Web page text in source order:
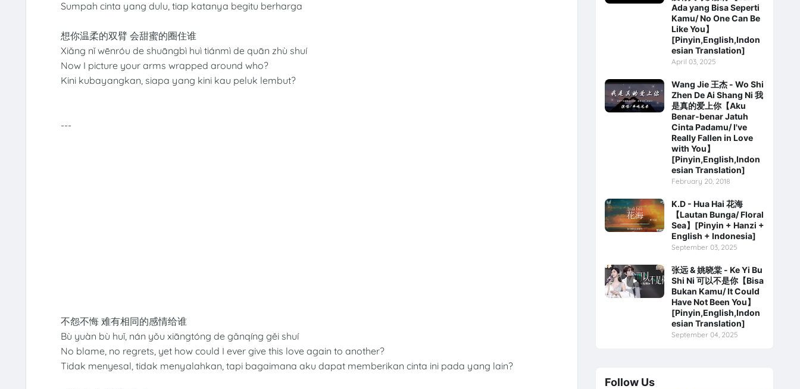
Sumpah cinta yang dulu, tiap katanya begitu berharga
想你温柔的双臂 会甜蜜的圈住谁
Xiǎng nǐ wēnróu de shuāngbì huì tiánmì de quān zhù shuí
Now I picture your arms wrapped around who?
Kini kubayangkan, siapa yang kini kau peluk lembut?
---
不怨不悔 难有相同的感情给谁
Bù yuàn bù huǐ, nán yǒu xiāngtóng de gǎnqíng gěi shuí
No blame, no regrets, yet how could I ever give this love again to another?
Tidak menyesal, tidak menyalahkan, tapi bagaimana aku dapat memberikan cinta ini pada yang lain?
Ada yang Bisa Seperti
Kamu/ No One Can Be
Like You】
[Pinyin,English,Indon
esian Translation]
April 03, 2025
Wang Jie 王杰 - Wo Shi
Zhen De Ai Shang Ni 我
是真的爱上你【Aku
Benar-benar Jatuh
Cinta Padamu/ I've
Really Fallen in Love
with You】
[Pinyin,English,Indon
esian Translation]
February 20, 2018
K.D - Hua Hai 花海
【Lautan Bunga/ Floral
Sea】[Pinyin + Hanzi +
English + Indonesia]
September 03, 2025
张远 & 姚晓棠 - Ke Yi Bu
Shi Ni 可以不是你【Bisa
Bukan Kamu/ It Could
Have Not Been You】
[Pinyin,English,Indon
esian Translation]
September 04, 2025
Follow Us